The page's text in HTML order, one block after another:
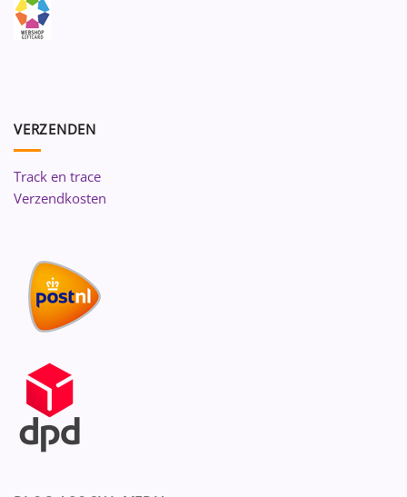
VERZENDEN
Track en trace
Verzendkosten